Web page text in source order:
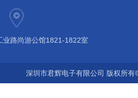
业路尚游公馆1821-1822室
深圳市君辉电子有限公司 版权所